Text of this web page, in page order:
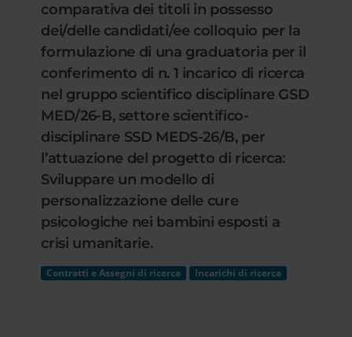
comparativa dei titoli in possesso
dei/delle candidati/ee colloquio per la
formulazione di una graduatoria per il
conferimento di n. 1 incarico di ricerca
nel gruppo scientifico disciplinare GSD
MED/26-B, settore scientifico-
disciplinare SSD MEDS-26/B, per
l’attuazione del progetto di ricerca:
Sviluppare un modello di
personalizzazione delle cure
psicologiche nei bambini esposti a
crisi umanitarie.
Contratti e Assegni di ricerca Incarichi di ricerca